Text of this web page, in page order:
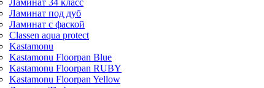
Ламинат 34 класс
Ламинат под дуб
Ламинат с фаской
Classen aqua protect
Kastamonu
Kastamonu Floorpan Blue
Kastamonu Floorpan RUBY
Kastamonu Floorpan Yellow